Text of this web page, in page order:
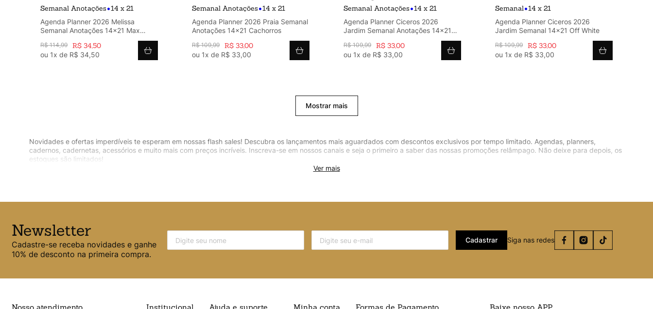
Semanal Anotações•14 x 21
Agenda Planner 2026 Melissa
Semanal Anotações 14x21 Max
R$ 114,99 R$ 34,50
ou 1x de R$ 34,50
Semanal Anotações•14 x 21
Agenda Planner 2026 Praia Semanal
Anotações 14x21 Cachorros
R$ 109,99 R$ 33,00
ou 1x de R$ 33,00
Semanal Anotações•14 x 21
Agenda Planner Ciceros 2026
Jardim Semanal Anotações 14x21
R$ 109,99 R$ 33,00
ou 1x de R$ 33,00
Semanal•14 x 21
Agenda Planner Ciceros 2026
Jardim Semanal 14x21 Off White
R$ 109,99 R$ 33,00
ou 1x de R$ 33,00
Mostrar mais
Novidades e ofertas imperdíveis te esperam em nossas flash sales! Descubra os lançamentos mais aguardados com descontos exclusivos por tempo limitado. Agendas, planners,
cadernos, cadernetas, acessórios e muito mais com preços incríveis. Inscreva-se em nossos canais e seja o primeiro a saber das nossas promoções relâmpago. Não deixe para depois, os
estoques são limitados!
Ver mais
Newsletter
Cadastre-se receba novidades e ganhe
10% de desconto na primeira compra.
Cadastrar Siga nas redes
Nosso atendimento Institucional Ajuda e suporte Minha conta Formas de Pagamento Baixe nosso APP